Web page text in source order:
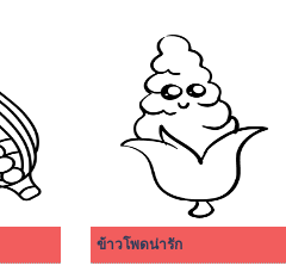
ข้าวโพดน่ารัก